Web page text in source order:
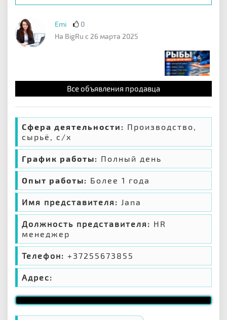
Emi
0
На BigRu с 26 марта 2025
Все объявления продавца
Сфера деятельности: Производство,
сырьё, с/х
График работы: Полный день
Опыт работы: Более 1 года
Имя представителя: Jana
Должность представителя: HR
менеджер
Телефон: +37255673855
Адрес: